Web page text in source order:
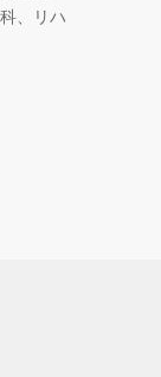
、リハ